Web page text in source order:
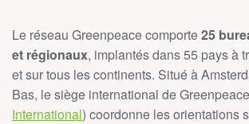
Le réseau Greenpeace comporte25
et régionaux, implantés dans 55 pays à
et sur tous les continents. Situé à
Bas, le siège international de
International) coordonne les orientations